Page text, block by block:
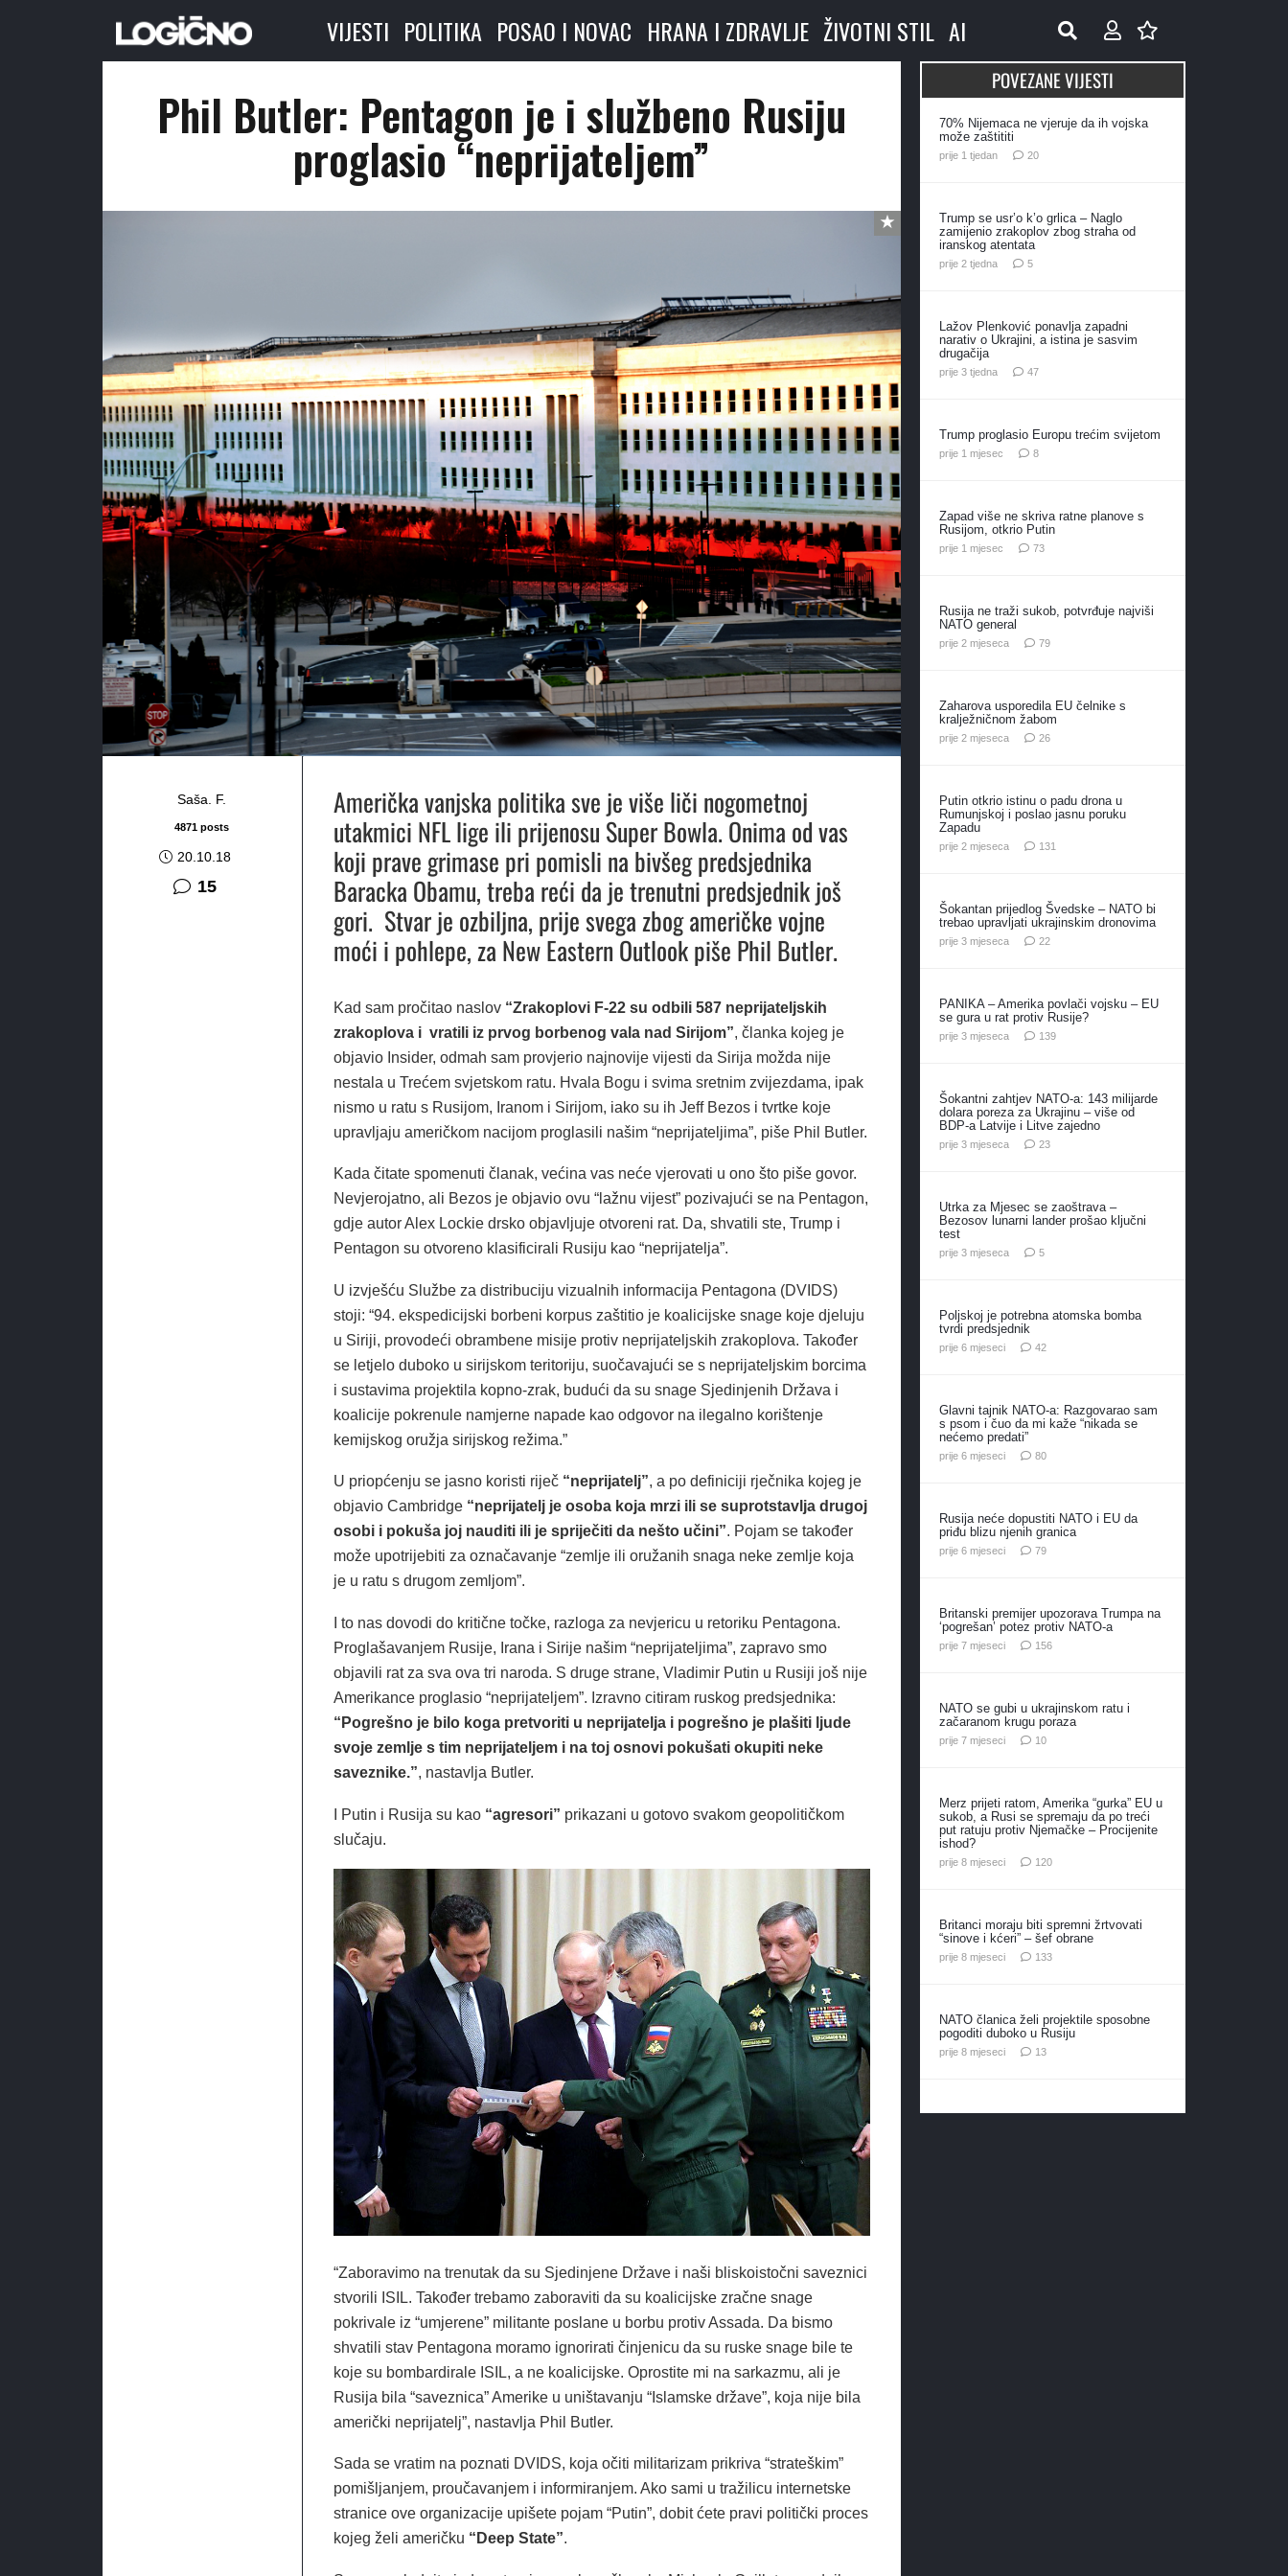
VIJESTI POLITIKA POSAO I NOVAC HRANA I ZDRAVLJE ŽIVOTNI STIL AI
Phil Butler: Pentagon je i službeno Rusiju
proglasio “neprijateljem”
Saša. F.
4871 posts
20.10.18
15komentara
Američka vanjska politika sve je više liči nogometnoj
utakmici NFL lige ili prijenosu Super Bowla. Onima od vas
koji prave grimase pri pomisli na bivšeg predsjednika
Baracka Obamu, treba reći da je trenutni predsjednik još
gori. Stvar je ozbiljna, prije svega zbog američke vojne
moći i pohlepe, za New Eastern Outlook piše Phil Butler.
Kad sam pročitao naslov“Zrakoplovi F-22 su odbili 587 neprijateljskih
zrakoplova i vratili iz prvog borbenog vala nad Sirijom”, članka kojeg je
objavio Insider, odmah sam provjerio najnovije vijesti da Sirija možda nije
nestala u Trećem svjetskom ratu. Hvala Bogu i svima sretnim zvijezdama, ipak
nismo u ratu s Rusijom, Iranom i Sirijom, iako su ih Jeff Bezos i tvrtke koje
upravljaju američkom nacijom proglasili našim “neprijateljima”, piše Phil Butler.
Kada čitate spomenuti članak, većina vas neće vjerovati u ono što piše govor.
Nevjerojatno, ali Bezos je objavio ovu “lažnu vijest” pozivajući se na Pentagon,
gdje autor Alex Lockie drsko objavljuje otvoreni rat. Da, shvatili ste, Trump i
Pentagon su otvoreno klasificirali Rusiju kao “neprijatelja”.
U izvješću Službe za distribuciju vizualnih informacija Pentagona (DVIDS)
stoji: “94. ekspedicijski borbeni korpus zaštitio je koalicijske snage koje djeluju
u Siriji, provodeći obrambene misije protiv neprijateljskih zrakoplova. Također
se letjelo duboko u sirijskom teritoriju, suočavajući se s neprijateljskim borcima
i sustavima projektila kopno-zrak, budući da su snage Sjedinjenih Država i
koalicije pokrenule namjerne napade kao odgovor na ilegalno korištenje
kemijskog oružja sirijskog režima.”
U priopćenju se jasno koristi riječ “neprijatelj”, a po definiciji rječnika kojeg je
objavio Cambridge “neprijatelj je osoba koja mrzi ili se suprotstavlja drugoj
osobi i pokuša joj nauditi ili je spriječiti da nešto učini”. Pojam se također
može upotrijebiti za označavanje “zemlje ili oružanih snaga neke zemlje koja
je u ratu s drugom zemljom”.
I to nas dovodi do kritične točke, razloga za nevjericu u retoriku Pentagona.
Proglašavanjem Rusije, Irana i Sirije našim “neprijateljima”, zapravo smo
objavili rat za sva ova tri naroda. S druge strane, Vladimir Putin u Rusiji još nije
Amerikance proglasio “neprijateljem”. Izravno citiram ruskog predsjednika:
“Pogrešno je bilo koga pretvoriti u neprijatelja i pogrešno je plašiti ljude
svoje zemlje s tim neprijateljem i na toj osnovi pokušati okupiti neke
saveznike.”, nastavlja Butler.
I Putin i Rusija su kao “agresori” prikazani u gotovo svakom geopolitičkom
slučaju.
“Zaboravimo na trenutak da su Sjedinjene Države i naši bliskoistočni saveznici
stvorili ISIL. Također trebamo zaboraviti da su koalicijske zračne snage
pokrivale iz “umjerene” militante poslane u borbu protiv Assada. Da bismo
shvatili stav Pentagona moramo ignorirati činjenicu da su ruske snage bile te
koje su bombardirale ISIL, a ne koalicijske. Oprostite mi na sarkazmu, ali je
Rusija bila “saveznica” Amerike u uništavanju “Islamske države”, koja nije bila
američki neprijatelj”, nastavlja Phil Butler.
Sada se vratim na poznati DVIDS, koja očiti militarizam prikriva “strateškim”
pomišljanjem, proučavanjem i informiranjem. Ako sami u tražilicu internetske
stranice ove organizacije upišete pojam “Putin”, dobit ćete pravi politički proces
kojeg želi američku “Deep State”.
POVEZANE VIJESTI
70% Nijemaca ne vjeruje da ih vojska
može zaštititi
prije 1 tjedan 20komentara
Trump se usr’o k’o grlica – Naglo
zamijenio zrakoplov zbog straha od
iranskog atentata
prije 2 tjedna 5komentara
Lažov Plenković ponavlja zapadni
narativ o Ukrajini, a istina je sasvim
drugačija
prije 3 tjedna 47komentara
Trump proglasio Europu trećim svijetom
prije 1 mjesec 8komentara
Zapad više ne skriva ratne planove s
Rusijom, otkrio Putin
prije 1 mjesec 73komentara
Rusija ne traži sukob, potvrđuje najviši
NATO general
prije 2 mjeseca 79komentara
Zaharova usporedila EU čelnike s
kralježničnom žabom
prije 2 mjeseca 26komentara
Putin otkrio istinu o padu drona u
Rumunjskoj i poslao jasnu poruku
Zapadu
prije 2 mjeseca 131
Šokantan prijedlog Švedske – NATO bi
trebao upravljati ukrajinskim dronovima
prije 3 mjeseca 22komentara
PANIKA – Amerika povlači vojsku – EU
se gura u rat protiv Rusije?
prije 3 mjeseca 139komentara
Šokantni zahtjev NATO-a: 143 milijarde
dolara poreza za Ukrajinu – više od
BDP-a Latvije i Litve zajedno
prije 3 mjeseca 23komentara
Utrka za Mjesec se zaoštrava –
Bezosov lunarni lander prošao ključni
test
prije 3 mjeseca 5komentara
Poljskoj je potrebna atomska bomba
tvrdi predsjednik
prije 6 mjeseci 42komentara
Glavni tajnik NATO-a: Razgovarao sam
s psom i čuo da mi kaže “nikada se
nećemo predati”
prije 6 mjeseci 80komentara
Rusija neće dopustiti NATO i EU da
priđu blizu njenih granica
prije 6 mjeseci 79komentara
Britanski premijer upozorava Trumpa na
‘pogrešan’ potez protiv NATO-a
prije 7 mjeseci 156komentara
NATO se gubi u ukrajinskom ratu i
začaranom krugu poraza
prije 7 mjeseci 10komentara
Merz prijeti ratom, Amerika “gurka” EU u
sukob, a Rusi se spremaju da po treći
put ratuju protiv Njemačke – Procijenite
ishod?
prije 8 mjeseci 120komentara
Britanci moraju biti spremni žrtvovati
“sinove i kćeri” – šef obrane
prije 8 mjeseci 133komentara
NATO članica želi projektile sposobne
pogoditi duboko u Rusiju
prije 8 mjeseci 13komentara